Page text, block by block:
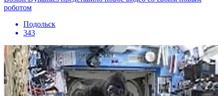
роботом
Подольск
343